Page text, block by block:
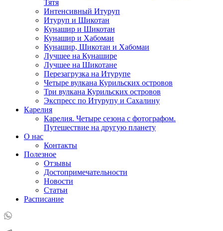
Тятя
Интенсивный Итуруп
Итуруп и Шикотан
Кунашир и Шикотан
Кунашир и Хабомаи
Кунашир, Шикотан и Хабомаи
Лучшее на Кунашире
Лучшее на Шикотане
Перезагрузка на Итурупе
Четыре вулкана Курильских островов
Три вулкана Курильских островов
Экспресс по Итурупу и Сахалину
Карелия
Карелия. Четыре сезона с фотографом.
Путешествие на другую планету
О нас
Контакты
Полезное
Отзывы
Достопримечательности
Новости
Статьи
Расписание